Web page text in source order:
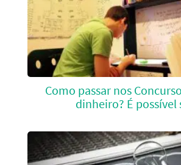
Como passar nos
dinheiro? É possível